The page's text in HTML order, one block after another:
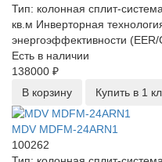
Тип: колонная сплит-система
кв.м Инверторная
энергоэффективности (EER/
Есть в наличии
138000 ₽
В корзину
Купить в 1
MDV MDFM-24ARN1
100262